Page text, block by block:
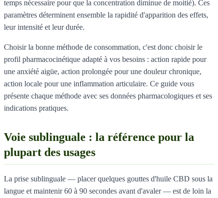
temps nécessaire pour que la concentration diminue de moitié). Ces
paramètres déterminent ensemble la rapidité d'apparition des effets,
leur intensité et leur durée.
Choisir la bonne méthode de consommation, c'est donc choisir le
profil pharmacocinétique adapté à vos besoins : action rapide pour
une anxiété aigüe, action prolongée pour une douleur chronique,
action locale pour une inflammation articulaire. Ce guide vous
présente chaque méthode avec ses données pharmacologiques et ses
indications pratiques.
Voie sublinguale : la référence pour la
plupart des usages
La prise sublinguale — placer quelques gouttes d'huile CBD sous la
langue et maintenir 60 à 90 secondes avant d'avaler — est de loin la